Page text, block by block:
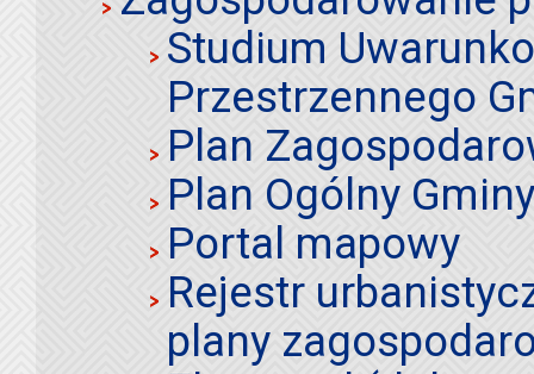
Studium
Przestrzennego
Plan
Plan Ogólny
Portal mapowy
Rejestr
plany